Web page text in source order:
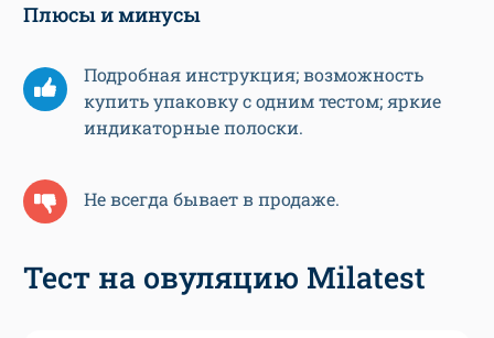
Плюсы и минусы
Подробная инструкция; возможность
купить упаковку с одним тестом; яркие
индикаторные полоски.
Не всегда бывает в продаже.
Тест на овуляцию Milatest